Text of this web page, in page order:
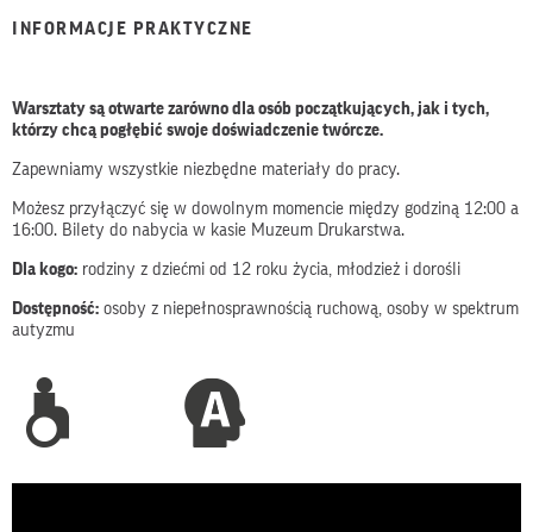
INFORMACJE PRAKTYCZNE
Warsztaty są otwarte zarówno dla osób początkujących, jak i tych,
którzy chcą pogłębić swoje doświadczenie twórcze.
Zapewniamy wszystkie niezbędne materiały do pracy.
Możesz przyłączyć się w dowolnym momencie między godziną 12:00 a
16:00. Bilety do nabycia w kasie Muzeum Drukarstwa.
Dla kogo: rodziny z dziećmi od 12 roku życia, młodzież i dorośli
Dostępność: osoby z niepełnosprawnością ruchową, osoby w spektrum
autyzmu